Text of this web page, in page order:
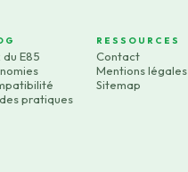
du E85
pratiques
RESSOURCES
Contact
Mentions légales
Sitemap